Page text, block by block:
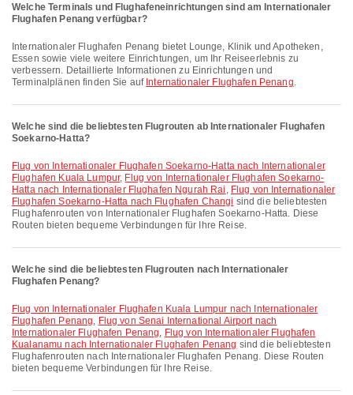
Welche Terminals und Flughafeneinrichtungen sind am Internationaler
Flughafen Penang verfügbar?
Internationaler Flughafen Penang bietet Lounge, Klinik und Apotheken,
Essen sowie viele weitere Einrichtungen, um Ihr Reiseerlebnis zu
verbessern. Detaillierte Informationen zu Einrichtungen und
Terminalplänen finden Sie auf Internationaler Flughafen Penang.
Welche sind die beliebtesten Flugrouten ab Internationaler Flughafen
Soekarno-Hatta?
Flug von Internationaler Flughafen Soekarno-Hatta nach Internationaler
Flughafen Kuala Lumpur, Flug von Internationaler Flughafen Soekarno-
Hatta nach Internationaler Flughafen Ngurah Rai , Flug von Internationaler
Flughafen Soekarno-Hatta nach Flughafen Changi sind die beliebtesten
Flughafenrouten von Internationaler Flughafen Soekarno-Hatta. Diese
Routen bieten bequeme Verbindungen für Ihre Reise.
Welche sind die beliebtesten Flugrouten nach Internationaler
Flughafen Penang?
Flug von Internationaler Flughafen Kuala Lumpur nach Internationaler
Flughafen Penang, Flug von Senai International Airport nach
Internationaler Flughafen Penang, Flug von Internationaler Flughafen
Kualanamu nach Internationaler Flughafen Penang sind die beliebtesten
Flughafenrouten nach Internationaler Flughafen Penang. Diese Routen
bieten bequeme Verbindungen für Ihre Reise.